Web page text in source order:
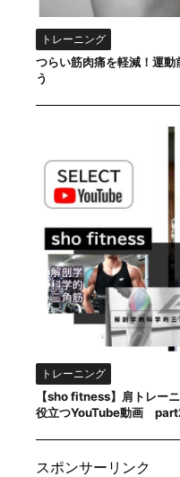
トレーニング
つらい筋肉痛を軽減！運
う
トレーニング
【sho fitness】肩トレー
役立つYouTube動画
スポンサーリンク